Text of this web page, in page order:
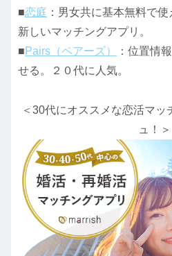
■恋庭 ：男女共に基本無料で
新しいマッチングアプリ。
■ Pairs（ペアーズ）
：位置情
せる。２０代に人気。
＜30代にオススメな恋活マッ
ュ！＞